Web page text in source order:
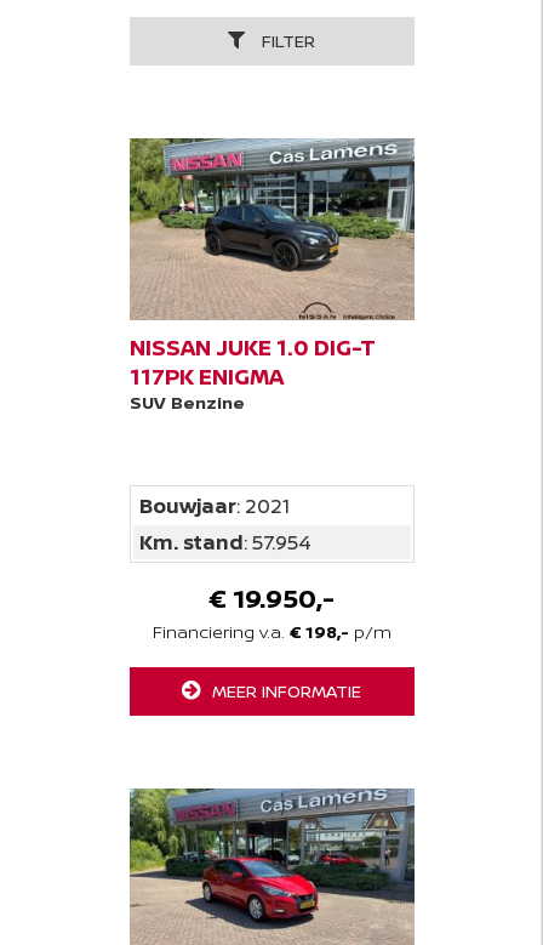
FILTER
NISSAN JUKE 1.0 DIG-T
117PK ENIGMA
SUV Benzine
Bouwjaar: 2021
Km. stand: 57.954
€ 19.950,-
Financiering v.a. € 198,- p/m
MEER INFORMATIE